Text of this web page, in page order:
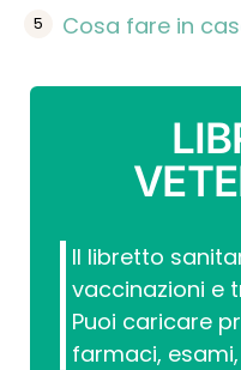
Cosa fare in
Il libretto
vaccinazioni e
Puoi caricare
farmaci,